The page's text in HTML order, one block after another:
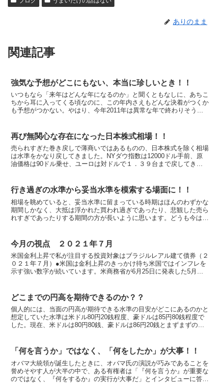
ありのまま
関連記事
強気な予想がどこにもない、本当に珍しいとき！！
いつもなら「来年はどんな年になるのか」と聞くともなしに、あちこ
ちから耳に入ってくる頃なのに、この年内さえもどんな決着がつくか
も予想がつかない。やはり、今年2011年は異常な年で終わりそうで
再び無関心な存在になった日本株式相場！！
売られすぎた巻き戻しで薄商いではあるものの、日本株式を除く相場
は水準をかなり戻してきました。NYダウ指数は12000ドル手前、原
油価格は90ドル乗せ、ユーロは対ドルで１．３９台まで戻してきま
行き過ぎの水準から妥当水準を模索する場面に！！
相場を眺めていると、妥当水準に留まっている時期はほんのわずかな
期間しかなく、大抵は浮かれた買われ過ぎであったり、悲観した売ら
れすぎであったりする期間の方が長いように思います。どうも今は、
今月の視点 ２０２１年７月
米国金利上昇で私が注目する投資対象はブラジルレアル建て債券（２
０２１年７月）●米国は金利上昇のきっかけ待ち米国ではインフレを
示す強い数字が続いています。米商務省が6月25日に発表した5月の
どこまでの円高を期待できるのか？？
個人的には、当面の円高が期待できる水準の目安がどこにあるのかと
想定していた水準は米ドル80円20銭程度、豪ドルは85円80銭程度で
した。現在、米ドルは80円80銭、豪ドルは86円20銭とまずまずの水
「何を言うか」ではなく、「何をしたか」が大事！！
オバマ大統領が誕生したときに、オバマ氏の演説が巧みであることを
誉めそやす人が大半の中で、ある有権者は「『何を言うか』が重要な
のではなく、『何をするか』の実行が大事だ」とインタビューに答え